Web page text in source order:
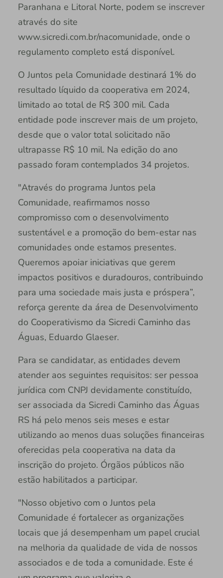
Paranhana e Litoral Norte, podem se inscrever
através do site
www.sicredi.com.br/nacomunidade, onde o
regulamento completo está disponível.
O Juntos pela Comunidade destinará 1% do
resultado líquido da cooperativa em 2024,
limitado ao total de R$ 300 mil. Cada
entidade pode inscrever mais de um projeto,
desde que o valor total solicitado não
ultrapasse R$ 10 mil. Na edição do ano
passado foram contemplados 34 projetos.
"Através do programa Juntos pela
Comunidade, reafirmamos nosso
compromisso com o desenvolvimento
sustentável e a promoção do bem-estar nas
comunidades onde estamos presentes.
Queremos apoiar iniciativas que gerem
impactos positivos e duradouros, contribuindo
para uma sociedade mais justa e próspera”,
reforça gerente da área de Desenvolvimento
do Cooperativismo da Sicredi Caminho das
Águas, Eduardo Glaeser.
Para se candidatar, as entidades devem
atender aos seguintes requisitos: ser pessoa
jurídica com CNPJ devidamente constituído,
ser associada da Sicredi Caminho das Águas
RS há pelo menos seis meses e estar
utilizando ao menos duas soluções financeiras
oferecidas pela cooperativa na data da
inscrição do projeto. Órgãos públicos não
estão habilitados a participar.
"Nosso objetivo com o Juntos pela
Comunidade é fortalecer as organizações
locais que já desempenham um papel crucial
na melhoria da qualidade de vida de nossos
associados e de toda a comunidade. Este é